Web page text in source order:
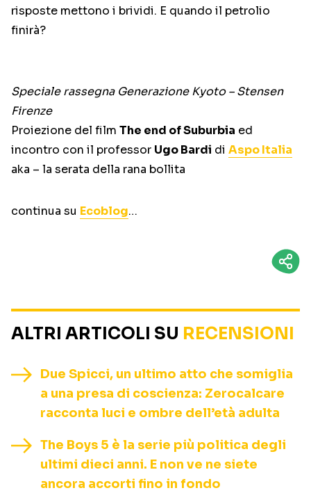
risposte mettono i brividi. E quando il petrolio
finirà?
Speciale rassegna Generazione Kyoto – Stensen
Firenze
Proiezione del film The end of Suburbia ed
incontro con il professor Ugo Bardi di Aspo Italia
aka – la serata della rana bollita
continua su Ecoblog…
ALTRI ARTICOLI SU RECENSIONI
Due Spicci, un ultimo atto che somiglia
a una presa di coscienza: Zerocalcare
racconta luci e ombre dell’età adulta
The Boys 5 è la serie più politica degli
ultimi dieci anni. E non ve ne siete
ancora accorti fino in fondo